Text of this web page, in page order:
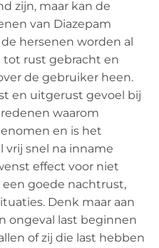
zijn, maar kan de
van Diazepam
hersenen worden al
tot rust gebracht en
de gebruiker heen.
en uitgerust gevoel bij
waarom
en is het
vrij snel na inname
effect voor niet
goede nachtrust,
Denk maar aan
ongeval last beginnen
of zij die last hebben